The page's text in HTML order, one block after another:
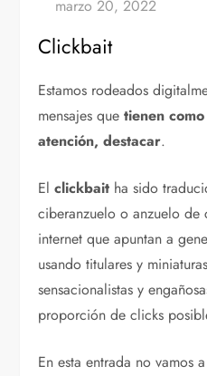
Clickbait
Estamos rodeados
mensajes quetienen
atención, destacar.
Elclickbait ha sido
ciberanzuelo o anzuelo de
internet que apuntan a
usando titulares y
sensacionalistas y
proporción de clicks
En esta entrada no vamos